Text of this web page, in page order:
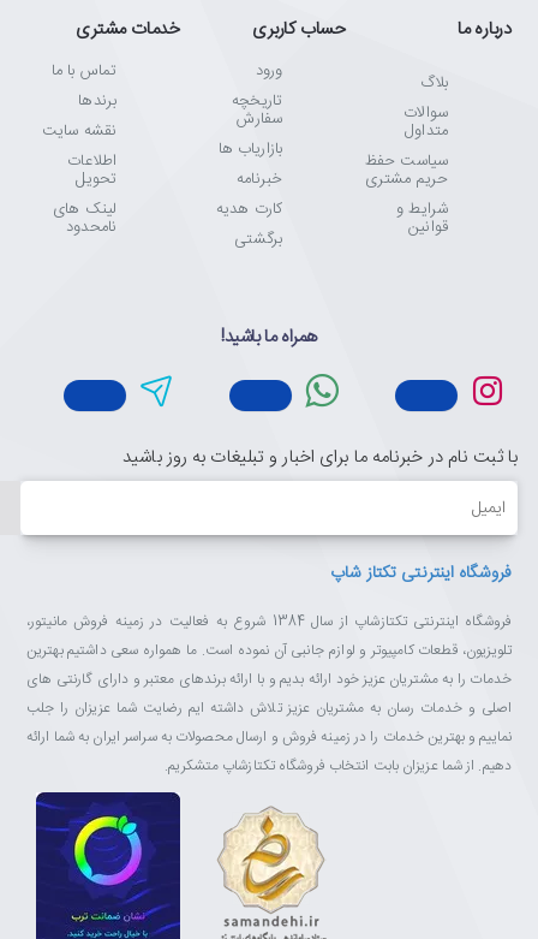
درباره ما
بلاگ
سوالات
متداول
سیاست حفظ
حریم مشتری
شرایط و
قوانین
حساب کاربری
ورود
تاریخچه
سفارش
بازاریاب ها
خبرنامه
کارت هدیه
برگشتی
خدمات مشتری
تماس با ما
برندها
نقشه سایت
اطلاعات
تحویل
لینک های
نامحدود
همراه ما باشید!
با ثبت نام در خبرنامه ما برای اخبار و تبلیغات به روز باشید
ایمیل
فروشگاه اینترنتی تکتاز شاپ
فروشگاه اینترنتی تکتازشاپ از سال 1384 شروع به فعالیت در زمینه فروش مانیتور،
تلویزیون، قطعات کامپیوتر و لوازم جانبی آن نموده است. ما همواره سعی داشتیم بهترین
خدمات را به مشتریان عزیز خود ارائه بدیم و با ارائه برندهای معتبر و دارای گارنتی های
اصلی و خدمات رسان به مشتریان عزیز تلاش داشته ایم رضایت شما عزیزان را جلب
نماییم و بهترین خدمات را در زمینه فروش و ارسال محصولات به سراسر ایران به شما ارائه
دهیم. از شما عزیزان بابت انتخاب فروشگاه تکتازشاپ متشکریم.